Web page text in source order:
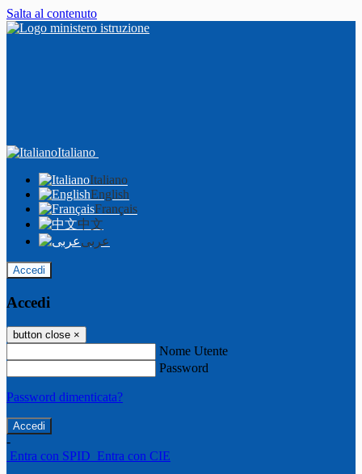
Salta al contenuto
Italiano
Italiano
English
Français
中文
عربى
Accedi
Accedi
button close ×
Nome Utente
Password
Password dimenticata?
-
Entra con SPID Entra con CIE